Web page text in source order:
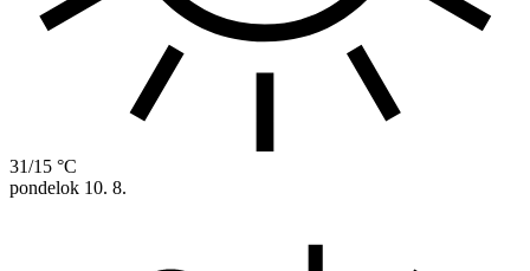
31/15 °C
pondelok 10. 8.